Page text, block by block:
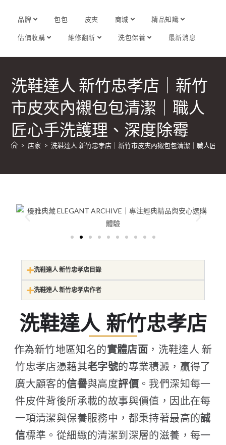
品牌 包包 皮夾 商城 精品知識
估價收購 維修翻新 洗包保養 最新消息
洗鞋達人 新竹忠孝店｜新竹
市皮夾內襯包包清潔｜職人
匠心手洗護理、深度除霉
> 店家 > 洗鞋達人 新竹忠孝店｜新竹市皮夾內襯包包清潔｜職人匠心
洗鞋達人 新竹忠孝店目錄
洗鞋達人 新竹忠孝店作者
洗鞋達人 新竹忠孝店
作為新竹地區知名的實體店面 ，洗鞋達人 新
竹忠孝店憑藉其老字號的專業積澱，贏得了
廣大顧客的信譽與高度評價 。我們深知每一
件皮件背後所承載的故事與價值，因此在每
一項清潔與保養服務中，都秉持著最高的誠
信標準。從細緻的清潔到深層的滋養，每一